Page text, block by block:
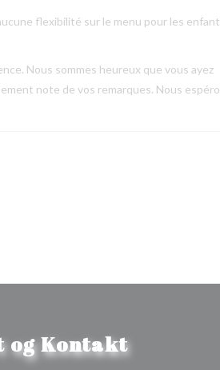
flexibilité sur le menu pour les
Nous sommes heureux que vous ayez
note de vos remarques. Nous
og Kontakt